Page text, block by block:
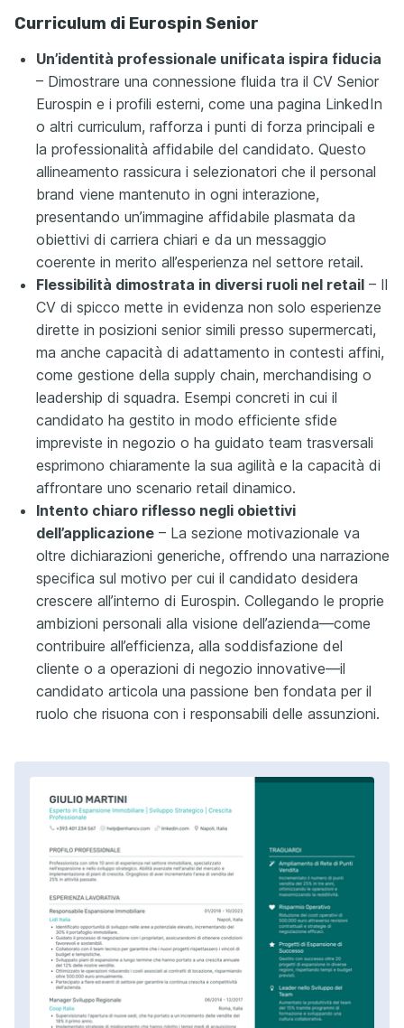
Curriculum di Eurospin Senior
Un’identità professionale unificata ispira fiducia
– Dimostrare una connessione fluida tra il CV Senior
Eurospin e i profili esterni, come una pagina LinkedIn
o altri curriculum, rafforza i punti di forza principali e
la professionalità affidabile del candidato. Questo
allineamento rassicura i selezionatori che il personal
brand viene mantenuto in ogni interazione,
presentando un’immagine affidabile plasmata da
obiettivi di carriera chiari e da un messaggio
coerente in merito all’esperienza nel settore retail.
Flessibilità dimostrata in diversi ruoli nel retail – Il
CV di spicco mette in evidenza non solo esperienze
dirette in posizioni senior simili presso supermercati,
ma anche capacità di adattamento in contesti affini,
come gestione della supply chain, merchandising o
leadership di squadra. Esempi concreti in cui il
candidato ha gestito in modo efficiente sfide
impreviste in negozio o ha guidato team trasversali
esprimono chiaramente la sua agilità e la capacità di
affrontare uno scenario retail dinamico.
Intento chiaro riflesso negli obiettivi
dell’applicazione – La sezione motivazionale va
oltre dichiarazioni generiche, offrendo una narrazione
specifica sul motivo per cui il candidato desidera
crescere all’interno di Eurospin. Collegando le proprie
ambizioni personali alla visione dell’azienda—come
contribuire all’efficienza, alla soddisfazione del
cliente o a operazioni di negozio innovative—il
candidato articola una passione ben fondata per il
ruolo che risuona con i responsabili delle assunzioni.